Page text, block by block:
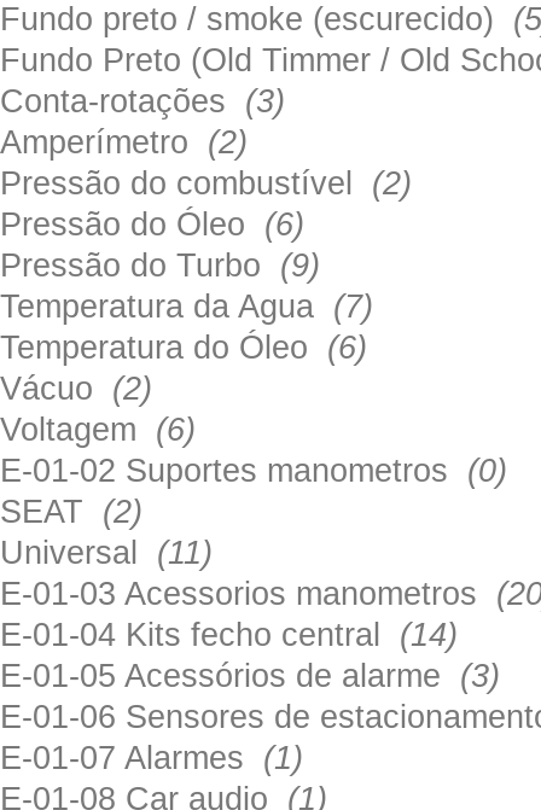
Fundo preto / smoke (escurecido)
Fundo Preto (Old Timmer / Old
Conta-rotações (3)
Amperímetro (2)
Pressão do combustível (2)
Pressão do Óleo (6)
Pressão do Turbo (9)
Temperatura da Agua (7)
Temperatura do Óleo (6)
Vácuo (2)
Voltagem (6)
E-01-02 Suportes manometros (0)
SEAT (2)
Universal (11)
E-01-03 Acessorios manometros
E-01-04 Kits fecho central (14)
E-01-05 Acessórios de alarme (3)
E-01-06 Sensores de
E-01-07 Alarmes (1)
E-01-08 Car audio (1)